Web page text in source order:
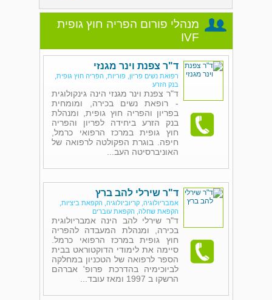
מנהלי פורום הפריה חוץ גופית
IVF
ד"ר צפנת וינר מגנזי
רפואת נשים פריון, פוריות, הפריה חוץ גופית,
בנק הזרע
ד"ר צפנת וינר מגנזי הינה גינקולוגית
- רופאת נשים בכירה, ומומחית
בפריון והפריה חוץ גופית, ומנהלת
בנק הזרע ביחידה לפריון והפריה
חוץ גופית במרכז הרפואי כרמל,
חיפה. בוגרת הפקולטה לרפואה של
האוניברסיטה העב...
ד"ר שירלי להב ברץ
אמבריולוגיה, קריוביולוגיה, הקפאת ביציות,
הקפאת שחלה, הקפאת עוברים
ד"ר שירלי להב הינה אמבריולוגית
בכירה, ומנהלת המעבדה להפריה
חוץ גופית במרכז הרפואי כרמל.
סיימה את לימודי הדוקטוראט בבית
הספר לרפואה של הטכניון במחלקה
לביוכימיה בהדרכת פרופ' אברהם
הרשקו ב 1997 ומאז עובד...